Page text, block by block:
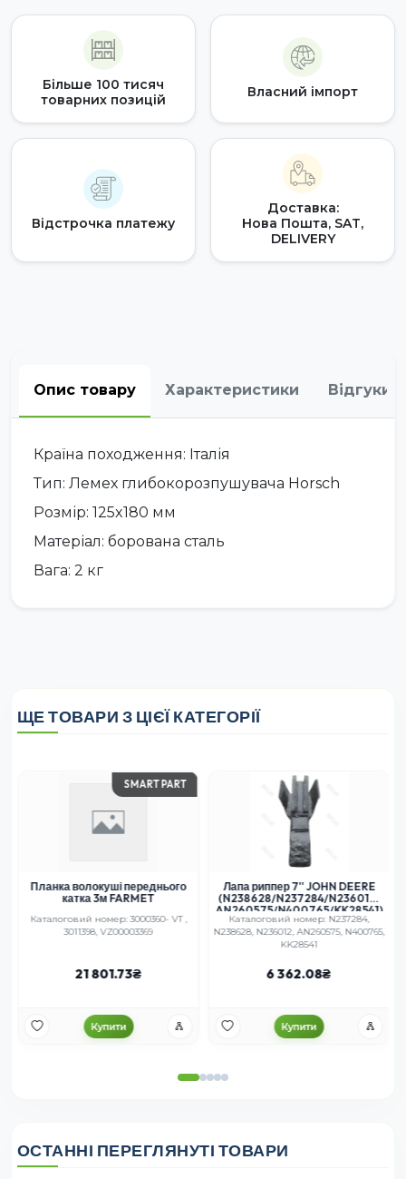
Більше 100 тисяч
товарних позицій
Власний імпорт
Відстрочка платежу
Доставка:
Нова Пошта, SAT,
DELIVERY
Опис товару Характеристики Відгуки
Країна походження: Італія
Тип: Лемех глибокорозпушувача Horsch
Розмір: 125x180 мм
Матеріал: борована сталь
Вага: 2 кг
ЩЕ ТОВАРИ З ЦІЄЇ КАТЕГОРІЇ
SMART PART
Планка волокуші переднього
катка 3м FARMET
Каталоговий номер: 3000360- VT ,
3011398, VZ00003369
21 801.73
Купити
Лапа риппер 7'' JOHN DEERE
(N238628/N237284/N236012/
AN260575/N400765/KK28541)
Каталоговий номер: N237284,
N238628, N236012, AN260575, N400765,
KK28541
6 362.08
Купити
ОСТАННІ ПЕРЕГЛЯНУТІ ТОВАРИ